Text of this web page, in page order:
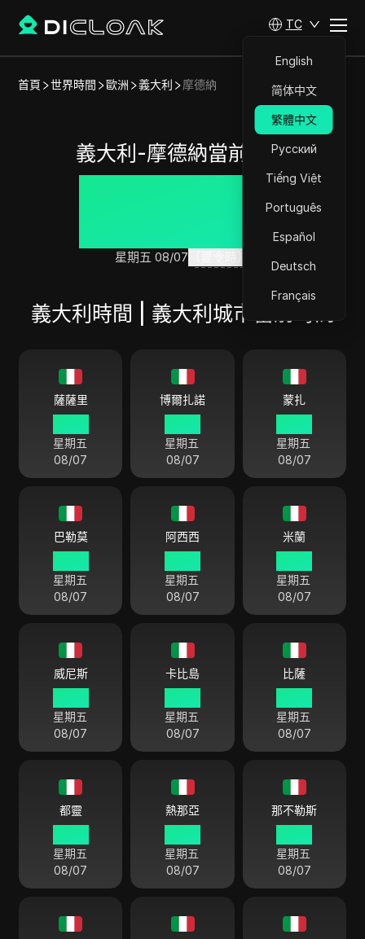
TC
English
简体中文
繁體中文
Русский
Tiếng Việt
Português
Español
Deutsch
Français
首頁 世界時間 歐洲 義大利 摩德納
義大利-摩德納當前時間
04:01:35
星期五 08/07
義大利時間 | 義大利城市當前時間
薩薩里
星期五
08/07
博爾扎諾
星期五
08/07
蒙扎
星期五
08/07
巴勒莫
星期五
08/07
阿西西
星期五
08/07
米蘭
星期五
08/07
威尼斯
星期五
08/07
卡比島
星期五
08/07
比薩
星期五
08/07
都靈
星期五
08/07
熱那亞
星期五
08/07
那不勒斯
星期五
08/07